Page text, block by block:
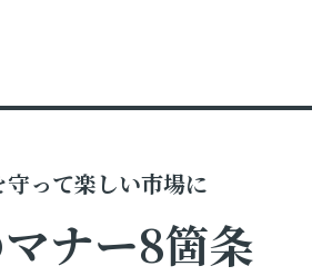
守って楽しい市場に
ナー8箇条